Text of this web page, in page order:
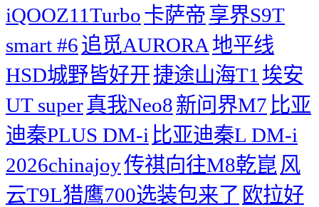
iQOOZ11Turbo卡萨帝享界S9T
smart #6追觅AURORA 地平线
HSD城野皆好开捷途山海T1 埃安
UT super真我Neo8新问界M7 比亚
迪秦PLUS DM-i 比亚迪秦L DM-i
2026chinajoy传祺向往M8乾崑 风
云T9L猎鹰700选装包来了 欧拉好